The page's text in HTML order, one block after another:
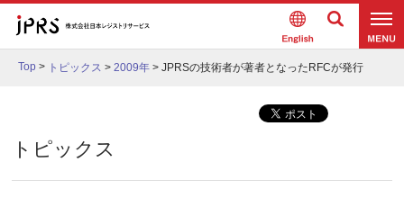
ー
Englis
h
検索
Top > トピックス > 2009年 > JPRSの技術者が著者となったRFCが発行
トピックス